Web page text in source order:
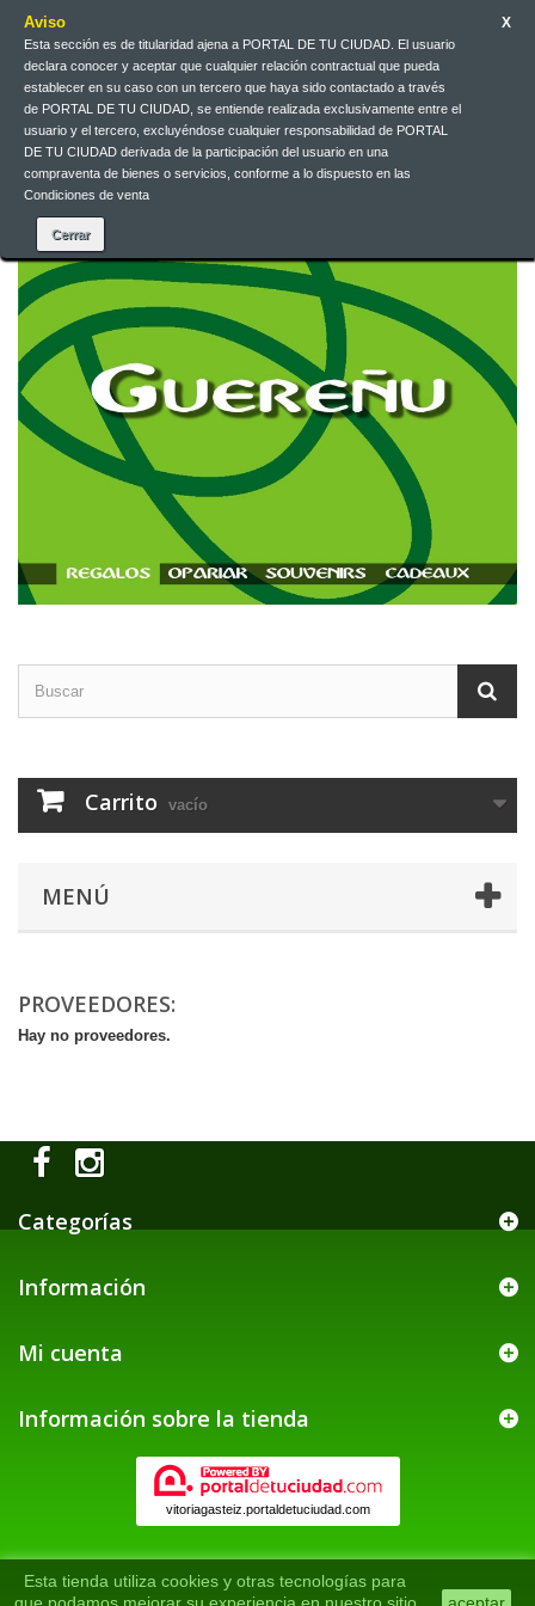
Aviso
Esta sección es de titularidad ajena a PORTAL DE TU CIUDAD. El usuario
declara conocer y aceptar que cualquier relación contractual que pueda
establecer en su caso con un tercero que haya sido contactado a través
de PORTAL DE TU CIUDAD, se entiende realizada exclusivamente entre el
usuario y el tercero, excluyéndose cualquier responsabilidad de PORTAL
DE TU CIUDAD derivada de la participación del usuario en una
compraventa de bienes o servicios, conforme a lo dispuesto en las
Condiciones de venta
X
Iniciar sesión
EUR
Español
Contacte con nosotros
Carrito vacío
MENÚ
PROVEEDORES:
Hay no proveedores.
Categorías
Información
Mi cuenta
Información sobre la tienda
Esta tienda utiliza cookies y otras tecnologías para
vitoriagasteiz.portaldetuciudad.com